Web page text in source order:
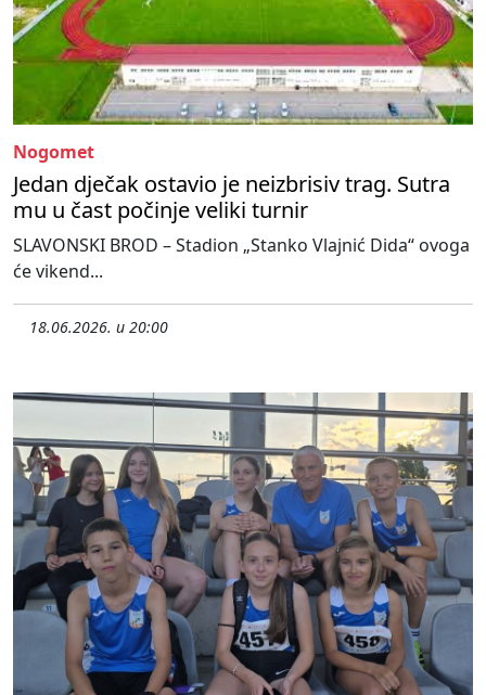
Nogomet
Jedan dječak ostavio je neizbrisiv trag. Sutra
mu u čast počinje veliki turnir
SLAVONSKI BROD – Stadion „Stanko Vlajnić Dida“ ovoga
će vikend...
18.06.2026. u 20:00